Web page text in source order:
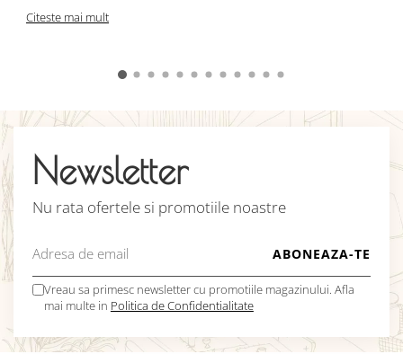
Citeste mai mult
Newsletter
Nu rata ofertele si promotiile noastre
Vreau sa primesc newsletter cu promotiile magazinului. Afla
mai multe in Politica de Confidentialitate